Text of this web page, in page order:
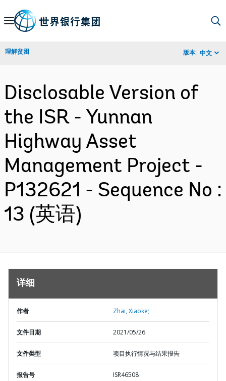
Skip
Navigation
理解贫困 版本: 中文
Disclosable Version of
the ISR - Yunnan
Highway Asset
Management Project -
P132621 - Sequence No :
13 (英语)
详细
作者 Zhai, Xiaoke;
文件日期 2021/05/26
文件类型 项目执行情况与结果报告
报告号 ISR46508